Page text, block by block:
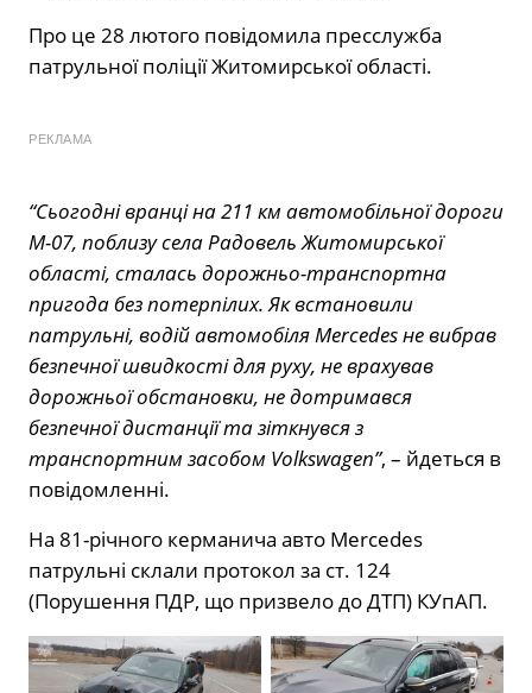
Про це 28 лютого повідомила пресслужба
патрульної поліції Житомирської області.
РЕКЛАМА
“Сьогодні вранці на 211 км автомобільної дороги
М-07, поблизу села Радовель Житомирської
області, сталась дорожньо-транспортна
пригода без потерпілих. Як встановили
патрульні, водій автомобіля Mercedes не вибрав
безпечної швидкості для руху, не врахував
дорожньої обстановки, не дотримався
безпечної дистанції та зіткнувся з
транспортним засобом Volkswagen”, – йдеться в
повідомленні.
На 81-річного керманича авто Mercedes
патрульні склали протокол за ст. 124
(Порушення ПДР, що призвело до ДТП) КУпАП.